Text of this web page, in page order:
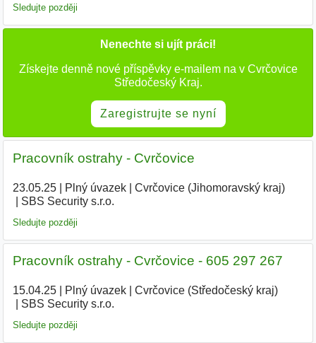
Sledujte později
Nenechte si ujít práci!
Získejte denně nové příspěvky e-mailem na v Cvrčovice
Středočeský Kraj.
Zaregistrujte se nyní
Pracovník ostrahy - Cvrčovice
23.05.25| Plný úvazek| Cvrčovice (Jihomoravský kraj)|
SBS Security s.r.o.
Sledujte později
Pracovník ostrahy - Cvrčovice - 605 297 267
15.04.25| Plný úvazek| Cvrčovice (Středočeský kraj)|
SBS Security s.r.o.
Sledujte později